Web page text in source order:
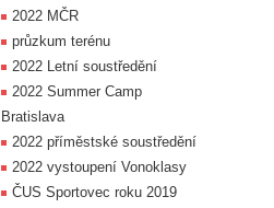
2022 MČR
průzkum terénu
2022 Letní soustředění
2022 Summer Camp
Bratislava
2022 příměstské soustředění
2022 vystoupení Vonoklasy
ČUS Sportovec roku 2019